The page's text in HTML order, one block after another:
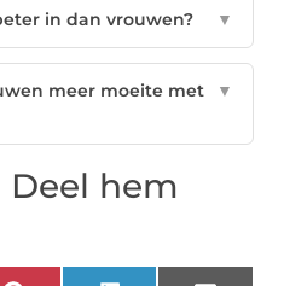
in dan vrouwen? ▼
meer moeite met
▼
Deel hem